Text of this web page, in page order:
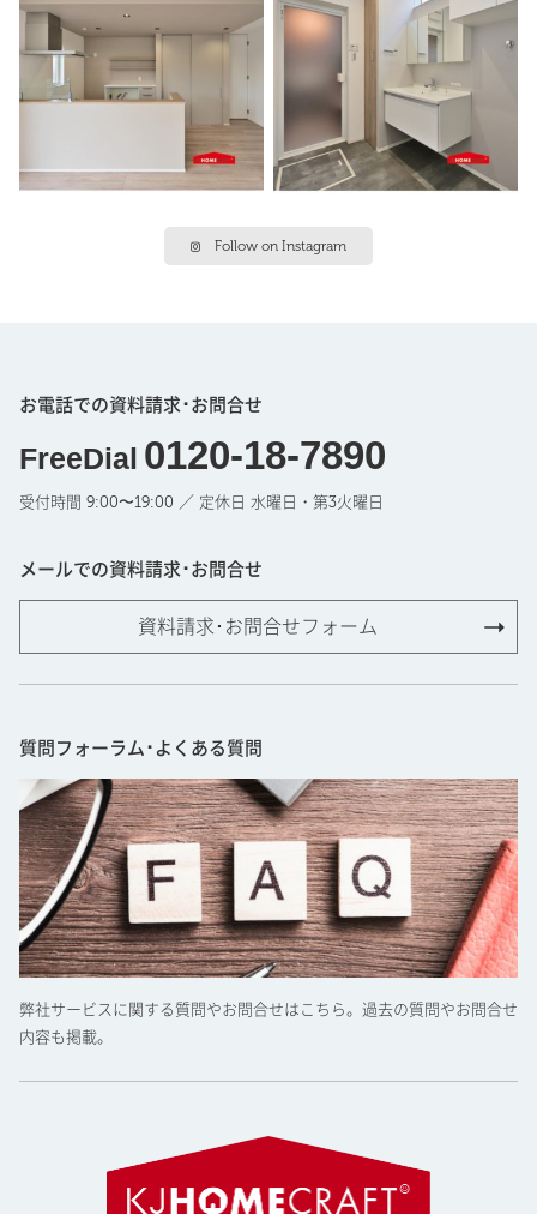
Follow on Instagram
お電話での資料請求･お問合せ
FreeDial 0120-18-7890
受付時間 9:00〜19:00 ／ 定休日 水曜日・第3火曜日
メールでの資料請求･お問合せ
資料請求･お問合せフォーム
質問フォーラム･よくある質問
弊社サービスに関する質問やお問合せはこちら。過去の質問やお問合せ
内容も掲載。